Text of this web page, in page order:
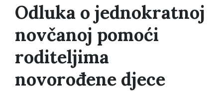
Odluka o jednokratnoj
novčanoj pomoći
roditeljima
novorođene djece